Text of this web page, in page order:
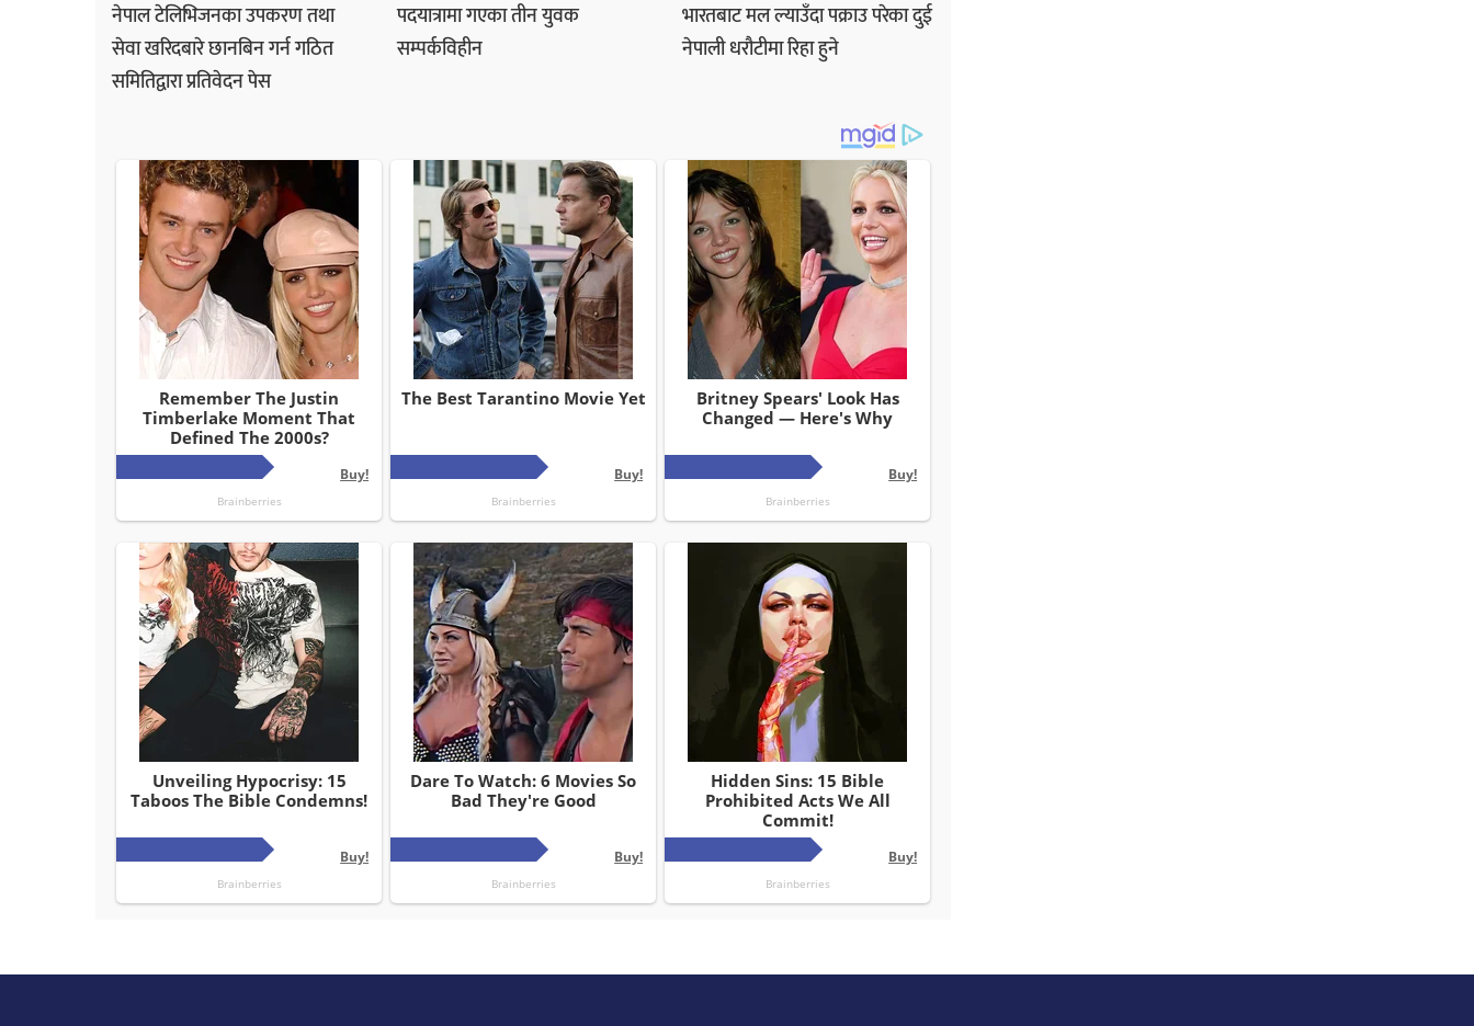
नेपाल टेलिभिजनका उपकरण तथा
सेवा खरिदबारे छानबिन गर्न गठित
समितिद्वारा प्रतिवेदन पेस
पदयात्रामा गएका तीन युवक
सम्पर्कविहीन
भारतबाट मल ल्याउँदा पक्राउ परेका दुई
नेपाली धरौटीमा रिहा हुने